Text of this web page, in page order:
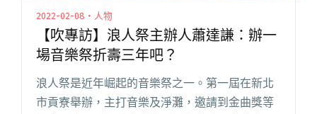
2022-02-08・人物
【吹專訪】浪人祭主辦人蕭達謙：辦一
場音樂祭折壽三年吧？
浪人祭是近年崛起的音樂祭之一。第一屆在新北
市貢寮舉辦，主打音樂及淨灘，邀請到金曲獎等